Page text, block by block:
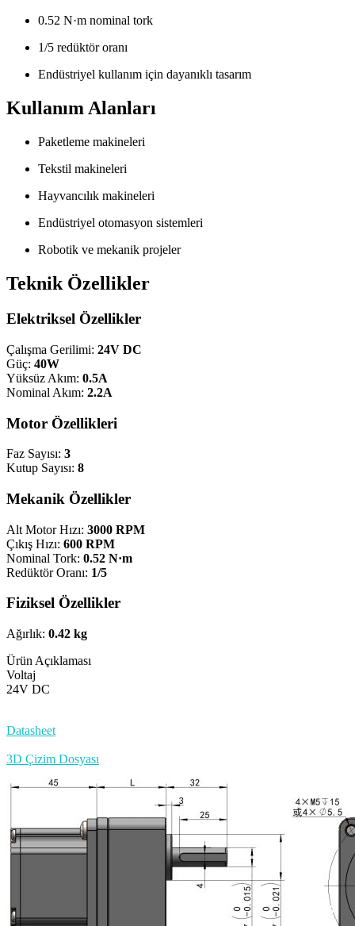
0.52 N·m nominal tork
1/5 redüktör oranı
Endüstriyel kullanım için dayanıklı tasarım
Kullanım Alanları
Paketleme makineleri
Tekstil makineleri
Hayvancılık makineleri
Endüstriyel otomasyon sistemleri
Robotik ve mekanik projeler
Teknik Özellikler
Elektriksel Özellikler
Çalışma Gerilimi: 24V DC
Güç: 40W
Yüksüz Akım: 0.5A
Nominal Akım: 2.2A
Motor Özellikleri
Faz Sayısı: 3
Kutup Sayısı: 8
Mekanik Özellikler
Alt Motor Hızı: 3000 RPM
Çıkış Hızı: 600 RPM
Nominal Tork: 0.52 N·m
Redüktör Oranı: 1/5
Fiziksel Özellikler
Ağırlık: 0.42 kg
Ürün Açıklaması
Voltaj
24V DC
Datasheet
3D Çizim Dosyası